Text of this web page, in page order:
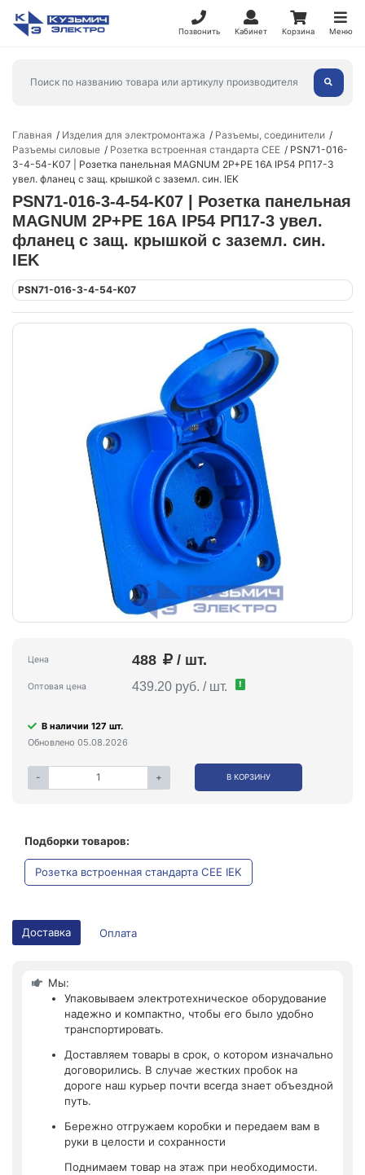
Позвонить Кабинет Корзина Меню
Главная Изделия для электромонтажа
Разъемы, соединители
Разъемы силовые
Розетка встроенная стандарта CEE
PSN71-016-
3-4-54-K07 | Розетка панельная MAGNUM 2P+PE 16А IP54 РП17-3
увел. фланец с защ. крышкой с заземл. син. IEK
PSN71-016-3-4-54-K07 | Розетка панельная
MAGNUM 2P+PE 16А IP54 РП17-3 увел.
фланец с защ. крышкой с заземл. син.
IEK
PSN71-016-3-4-54-K07
Цена 488 / шт.
Оптовая цена 439.20 руб. / шт. !
В наличии 127 шт.
Обновлено 05.08.2026
- + В КОРЗИНУ
Подборки товаров:
Розетка встроенная стандарта CEE IEK
Доставка Оплата
Мы:
Упаковываем электротехническое оборудование
надежно и компактно, чтобы его было удобно
транспортировать.
Доставляем товары в срок, о котором изначально
договорились. В случае жестких пробок на
дороге наш курьер почти всегда знает объездной
путь.
Бережно отгружаем коробки и передаем вам в
руки в целости и сохранности
Поднимаем товар на этаж при необходимости.